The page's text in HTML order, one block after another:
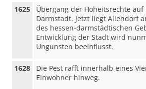
1625
Übergang der Hoheitsrechte auf
Darmstadt. Jetzt liegt Allendorf
des hessen-darmstädtischen
Entwicklung der Stadt wird
Ungunsten beeinflusst.
1628
Die Pest rafft innerhalb eines
Einwohner hinweg.